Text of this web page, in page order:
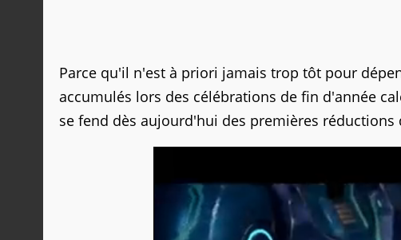
Parce qu'il n'est à priori jamais trop tôt pour
accumulés lors des célébrations de fin d'année
se fend dès aujourd'hui des premières réductions